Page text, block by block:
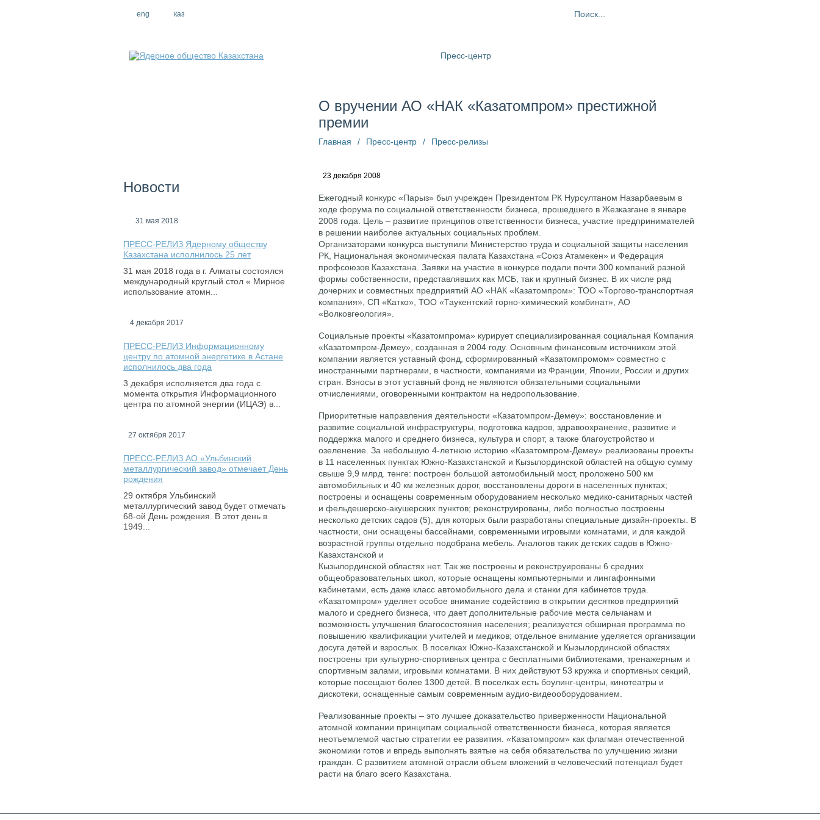
eng каз
Новости
31 мая 2018
ПРЕСС-РЕЛИЗ Ядерному обществу
Казахстана исполнилось 25 лет
31 мая 2018 года в г. Алматы состоялся
международный круглый стол « Мирное
использование атомн...
4 декабря 2017
ПРЕСС-РЕЛИЗ Информационному
центру по атомной энергетике в Астане
исполнилось два года
3 декабря исполняется два года с
момента открытия Информационного
центра по атомной энергии (ИЦАЭ) в...
27 октября 2017
ПРЕСС-РЕЛИЗ АО «Ульбинский
металлургический завод» отмечает День
рождения
29 октября Ульбинский
металлургический завод будет отмечать
68-ой День рождения. В этот день в
1949...
Пресс-центр
O вручении АО «НАК «Казатомпром» престижной
премии
Главная / Пресс-центр / Пресс-релизы
23 декабря 2008
Ежегодный конкурс «Парыз» был учрежден Президентом РК Нурсултаном Назарбаевым в
ходе форума по социальной ответственности бизнеса, прошедшего в Жезказгане в январе
2008 года. Цель – развитие принципов ответственности бизнеса, участие предпринимателей
в решении наиболее актуальных социальных проблем.
Организаторами конкурса выступили Министерство труда и социальной защиты населения
РК, Национальная экономическая палата Казахстана «Союз Атамекен» и Федерация
профсоюзов Казахстана. Заявки на участие в конкурсе подали почти 300 компаний разной
формы собственности, представлявших как МСБ, так и крупный бизнес. В их числе ряд
дочерних и совместных предприятий АО «НАК «Казатомпром»: ТОО «Торгово-транспортная
компания», СП «Катко», ТОО «Таукентский горно-химический комбинат», АО
«Волковгеология».
Социальные проекты «Казатомпрома» курирует специализированная социальная Компания
«Казатомпром-Демеу», созданная в 2004 году. Основным финансовым источником этой
компании является уставный фонд, сформированный «Казатомпромом» совместно с
иностранными партнерами, в частности, компаниями из Франции, Японии, России и других
стран. Взносы в этот уставный фонд не являются обязательными социальными
отчислениями, оговоренными контрактом на недропользование.
Приоритетные направления деятельности «Казатомпром-Демеу»: восстановление и
развитие социальной инфраструктуры, подготовка кадров, здравоохранение, развитие и
поддержка малого и среднего бизнеса, культура и спорт, а также благоустройство и
озеленение. За небольшую 4-летнюю историю «Казатомпром-Демеу» реализованы проекты
в 11 населенных пунктах Южно-Казахстанской и Кызылординской областей на общую сумму
свыше 9,9 млрд. тенге: построен большой автомобильный мост, проложено 500 км
автомобильных и 40 км железных дорог, восстановлены дороги в населенных пунктах;
построены и оснащены современным оборудованием несколько медико-санитарных частей
и фельдешерско-акушерских пунктов; реконструированы, либо полностью построены
несколько детских садов (5), для которых были разработаны специальные дизайн-проекты. В
частности, они оснащены бассейнами, современными игровыми комнатами, и для каждой
возрастной группы отдельно подобрана мебель. Аналогов таких детских садов в Южно-
Казахстанской и
Кызылординской областях нет. Так же построены и реконструированы 6 средних
общеобразовательных школ, которые оснащены компьютерными и лингафонными
кабинетами, есть даже класс автомобильного дела и станки для кабинетов труда.
«Казатомпром» уделяет особое внимание содействию в открытии десятков предприятий
малого и среднего бизнеса, что дает дополнительные рабочие места сельчанам и
возможность улучшения благосостояния населения; реализуется обширная программа по
повышению квалификации учителей и медиков; отдельное внимание уделяется организации
досуга детей и взрослых. В поселках Южно-Казахстанской и Кызылординской областях
построены три культурно-спортивных центра с бесплатными библиотеками, тренажерным и
спортивным залами, игровыми комнатами. В них действуют 53 кружка и спортивных секций,
которые посещают более 1300 детей. В поселках есть боулинг-центры, кинотеатры и
дискотеки, оснащенные самым современным аудио-видеооборудованием.
Реализованные проекты – это лучшее доказательство приверженности Национальной
атомной компании принципам социальной ответственности бизнеса, которая является
неотъемлемой частью стратегии ее развития. «Казатомпром» как флагман отечественной
экономики готов и впредь выполнять взятые на себя обязательства по улучшению жизни
граждан. С развитием атомной отрасли объем вложений в человеческий потенциал будет
расти на благо всего Казахстана.